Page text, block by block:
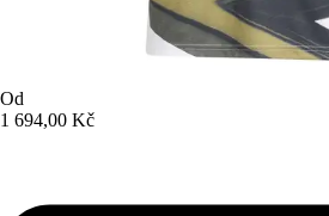
Od
1 694,00 Kč